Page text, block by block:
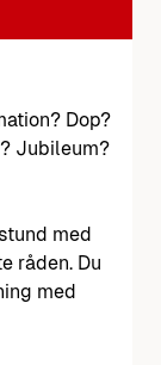
Dop?
Jubileum?
med
råden. Du
med